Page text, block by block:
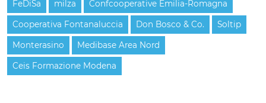
FeDiSa milza Confcooperative Emilia-Romagna
Cooperativa Fontanaluccia Don Bosco & Co. Soltip
Monterasino Medibase Area Nord
Ceis Formazione Modena